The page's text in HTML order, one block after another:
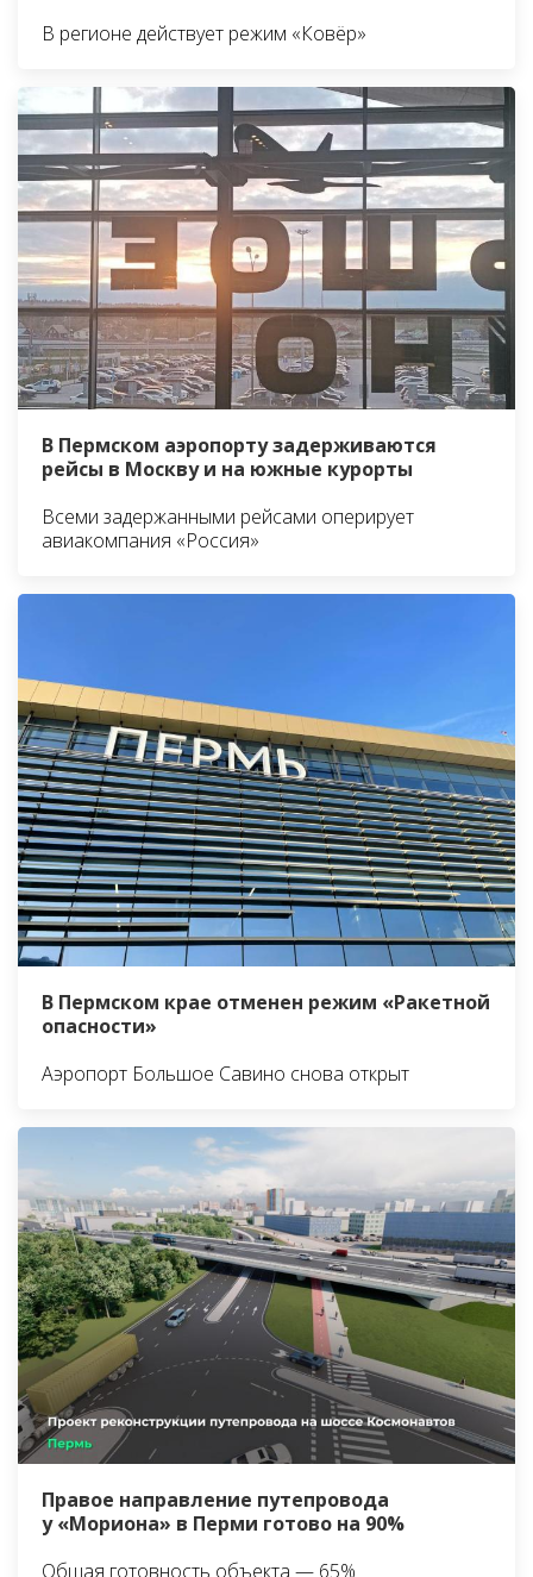
В регионе действует режим «Ковёр»
В Пермском аэропорту задерживаются
рейсы в Москву и на южные курорты
Всеми задержанными рейсами оперирует
авиакомпания «Россия»
В Пермском крае отменен режим «Ракетной
опасности»
Аэропорт Большое Савино снова открыт
Правое направление путепровода
у «Мориона» в Перми готово на 90%
Общая готовность объекта — 65%